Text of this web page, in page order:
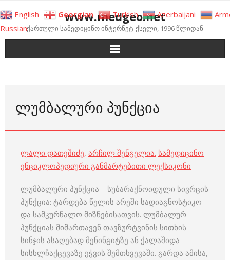
to
content
www.medgeo.net
ქართული სამედიცინო ინტერნეტ-ქსელი, 1996 წლიდან
ᲚᲣᲛᲑᲐᲚᲣᲠᲘ ᲞᲣᲜᲥᲪᲘᲐ
ლალი დათეშიძე, არჩილ შენგელია. სამედიცინო
ენციკლოპედიური განმარტებითი ლექსიკონი
ლუმბალური პუნქცია – სუბარაქნოიდული სივრცის
პუნქცია: ტარდება წელის არეში სადიაგნოსტიკო
და სამკურნალო მიზნებისათვის. ლუმბალურ
პუნქციას მიმართავენ თავზურტვინის სითხის
სინჯის ასაღებად მენინგიტზე ან ქალაშიდა
სისხლჩაქცევაზე ეჭვის შემთხვევაში. გარდა ამისა,
English Georgian Turkish Azerbaijani
Russian